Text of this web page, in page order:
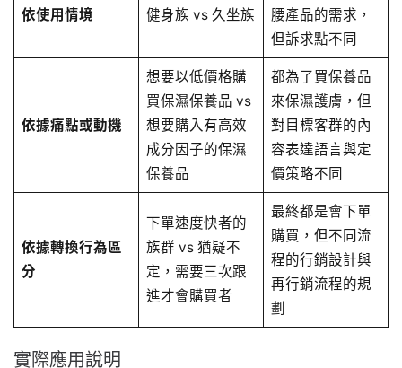
依使用情境 健身族 vs 久坐族
腰產品的需求，
但訴求點不同
依據痛點或動機
想要以低價格購
買保濕保養品 vs
想要購入有高效
成分因子的保濕
保養品
都為了買保養品
來保濕護膚，但
對目標客群的內
容表達語言與定
價策略不同
依據轉換行為區
分
下單速度快者的
族群 vs 猶疑不
定，需要三次跟
進才會購買者
最終都是會下單
購買，但不同流
程的行銷設計與
再行銷流程的規
劃
實際應用說明